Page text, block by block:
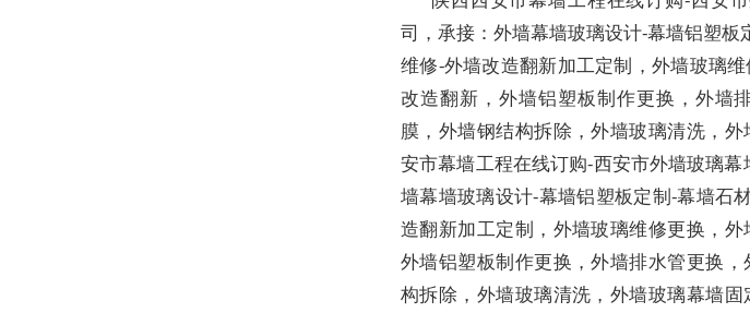
司， 承接：外墙幕墙玻璃设计-幕墙铝塑板
维修-外墙改造翻新加工定制，外墙玻璃
改造翻新，外墙铝塑板制作更换，外墙
膜，外墙钢结构拆除，外墙玻璃清洗，
安市幕墙工程在线订购-西安市外墙玻璃幕
墙幕墙玻璃设计-幕墙铝塑板定制-幕墙石
造翻新加工定制，外墙玻璃维修更换，
外墙铝塑板制作更换，外墙排水管更换
构拆除，外墙玻璃清洗，外墙玻璃幕墙固